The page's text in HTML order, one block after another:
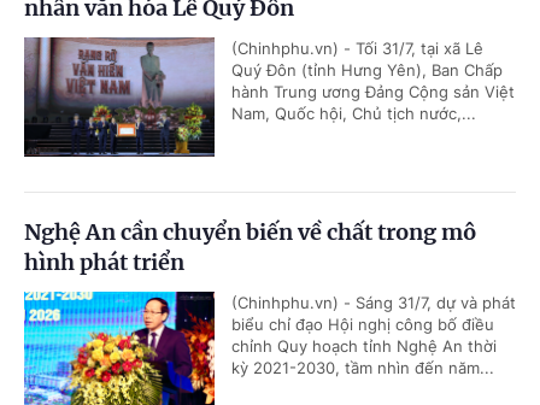
nhân văn hóa Lê Quý Đôn
(Chinhphu.vn) - Tối 31/7, tại xã Lê
Quý Đôn (tỉnh Hưng Yên), Ban Chấp
hành Trung ương Đảng Cộng sản Việt
Nam, Quốc hội, Chủ tịch nước,...
Nghệ An cần chuyển biến về chất trong mô
hình phát triển
(Chinhphu.vn) - Sáng 31/7, dự và phát
biểu chỉ đạo Hội nghị công bố điều
chỉnh Quy hoạch tỉnh Nghệ An thời
kỳ 2021-2030, tầm nhìn đến năm...